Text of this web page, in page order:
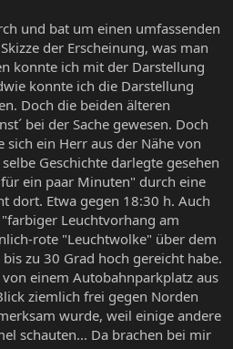
und bat um einen umfassenden
der Erscheinung, was man
konnte ich mit der Darstellung
konnte ich die Darstellung
Doch die beiden älteren
bei der Sache gewesen. Doch
ein Herr aus der Nähe von
Geschichte darlegte gesehen
ein paar Minuten" durch eine
dort. Etwa gegen 18:30 h. Auch
Leuchtvorhang am
rote "Leuchtwolke" über dem
zu 30 Grad hoch gereicht habe.
von einem Autobahnparkplatz aus
ziemlich frei gegen Norden
wurde, weil einige andere
schauten... Da brachen bei mir